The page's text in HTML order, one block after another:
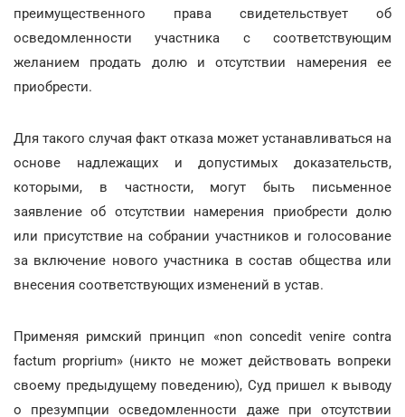
преимущественного права свидетельствует об
осведомленности участника с соответствующим
желанием продать долю и отсутствии намерения ее
приобрести.
Для такого случая факт отказа может устанавливаться на
основе надлежащих и допустимых доказательств,
которыми, в частности, могут быть письменное
заявление об отсутствии намерения приобрести долю
или присутствие на собрании участников и голосование
за включение нового участника в состав общества или
внесения соответствующих изменений в устав.
Применяя римский принцип «non concedit venire contra
factum proprium» (никто не может действовать вопреки
своему предыдущему поведению), Суд пришел к выводу
о презумпции осведомленности даже при отсутствии